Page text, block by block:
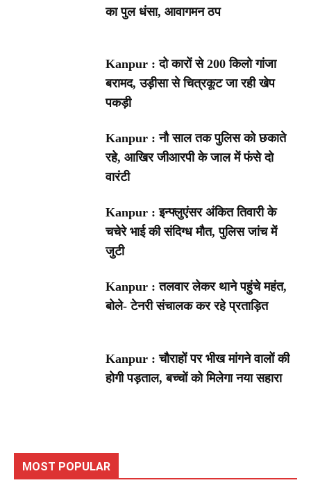
का पुल धंसा, आवागमन ठप
Kanpur : दो कारों से 200 किलो गांजा
बरामद, उड़ीसा से चित्रकूट जा रही खेप
पकड़ी
Kanpur : नौ साल तक पुलिस को छकाते
रहे, आखिर जीआरपी के जाल में फंसे दो
वारंटी
Kanpur : इन्फ्लुएंसर अंकित तिवारी के
चचेरे भाई की संदिग्ध मौत, पुलिस जांच में
जुटी
Kanpur : तलवार लेकर थाने पहुंचे महंत,
बोले- टेनरी संचालक कर रहे प्रताड़ित
Kanpur : चौराहों पर भीख मांगने वालों की
होगी पड़ताल, बच्चों को मिलेगा नया सहारा
MOST POPULAR